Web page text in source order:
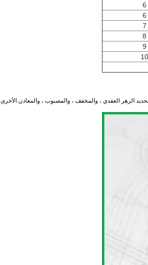
6
6
7
8
9
10
الزهر العقدي ، والمخفف ، والمصبوب ، والمعادن الأخرى.